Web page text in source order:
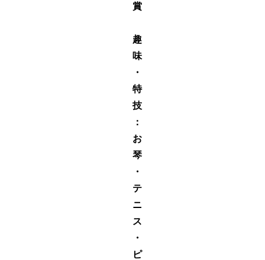
賞
趣
味
・
特
技
：
お
琴
・
テ
ニ
ス
・
ピ